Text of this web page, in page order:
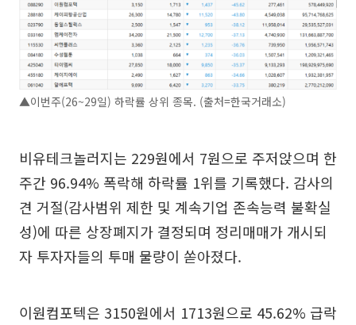
▲이번주(26~29일) 하락률 상위 종목. (출처=한국거래소)
비유테크놀러지는 229원에서 7원으로 주저앉으며 한
주간 96.94% 폭락해 하락률 1위를 기록했다. 감사의
견 거절(감사범위 제한 및 계속기업 존속능력 불확실
성)에 따른 상장폐지가 결정되며 정리매매가 개시되
자 투자자들의 투매 물량이 쏟아졌다.
이원컴포텍은 3150원에서 1713원으로 45.62% 급락